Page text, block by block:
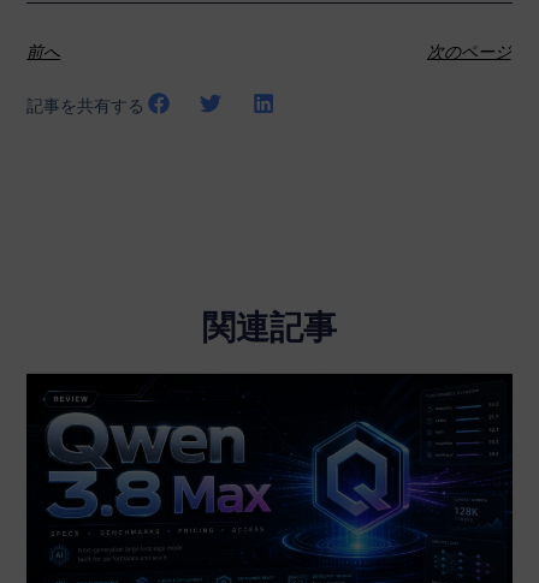
前へ 次のページ
記事を共有する
関連記事